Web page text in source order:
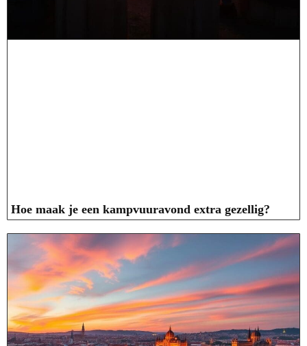
Hoe maak je een kampvuuravond extra gezellig?